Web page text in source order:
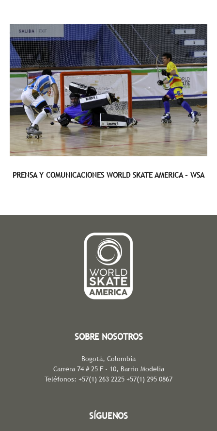
PRENSA Y COMUNICACIONES WORLD SKATE AMERICA – WSA
SOBRE NOSOTROS
Bogotá, Colombia
Carrera 74 # 25 F - 10, Barrio Modelia
Teléfonos: +57(1) 263 2225 +57(1) 295 0867
SÍGUENOS